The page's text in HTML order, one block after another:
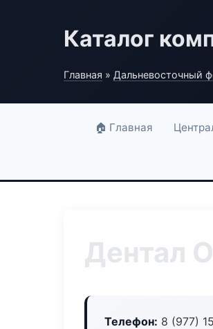
Каталог
Главная » Дальневосточный
🏠 Главная
Дентал
Телефон: 8 (977)